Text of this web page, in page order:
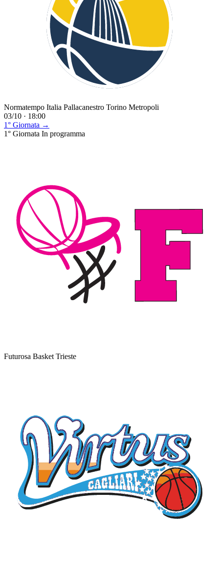
Normatempo Italia Pallacanestro Torino Metropoli
03/10 · 18:00
1° Giornata →
1° Giornata In programma
Futurosa Basket Trieste